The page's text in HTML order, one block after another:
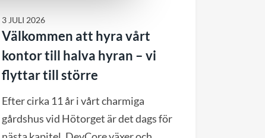
3 JULI 2026
Välkommen att hyra vårt
kontor till halva hyran – vi
flyttar till större
Efter cirka 11 år i vårt charmiga
gårdshus vid Hötorget är det dags för